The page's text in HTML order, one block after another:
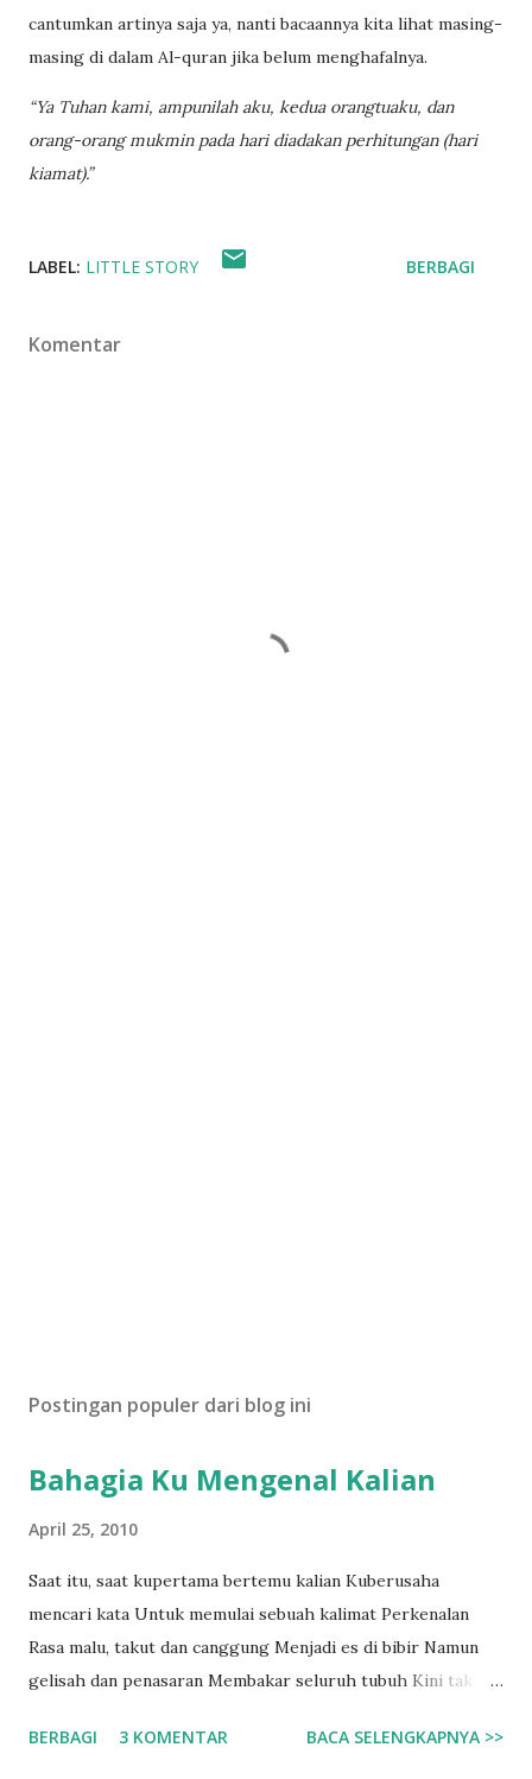
cantumkan artinya saja ya, nanti bacaannya kita lihat masing-
masing di dalam Al-quran jika belum menghafalnya.
“Ya Tuhan kami, ampunilah aku, kedua orangtuaku, dan
orang-orang mukmin pada hari diadakan perhitungan (hari
kiamat).”
LABEL: LITTLE STORY BERBAGI
Komentar
Postingan populer dari blog ini
Bahagia Ku Mengenal Kalian
April 25, 2010
Saat itu, saat kupertama bertemu kalian Kuberusaha
mencari kata Untuk memulai sebuah kalimat Perkenalan
Rasa malu, takut dan canggung Menjadi es di bibir Namun
gelisah dan penasaran Membakar seluruh tubuh Kini tak ada
menjadi warna Yang mencerahkan hari-hariku Kebersamaan
BERBAGI 3 KOMENTAR BACA SELENGKAPNYA >>